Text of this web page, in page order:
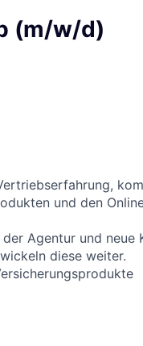
(m/w/d)
und den
Agentur und neue
diese weiter.